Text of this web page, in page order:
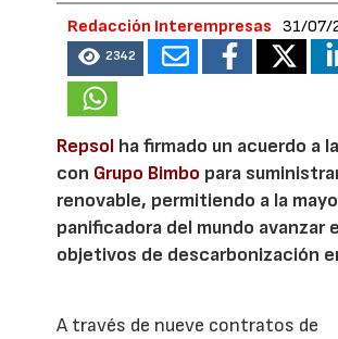
Redacción Interempresas 31/07/
2342
Repsol ha firmado un acuerdo a
con Grupo Bimbo para
renovable, permitiendo a la
panificadora del mundo avanzar
objetivos de descarbonización
A través de nueve contratos de